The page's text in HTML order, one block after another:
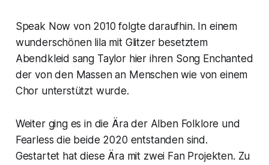
Speak Now von 2010 folgte daraufhin. In einem
wunderschönen lila mit Glitzer besetztem
Abendkleid sang Taylor hier ihren Song Enchanted
der von den Massen an Menschen wie von einem
Chor unterstützt wurde.
Weiter ging es in die Ära der Alben Folklore und
Fearless die beide 2020 entstanden sind.
Gestartet hat diese Ära mit zwei Fan Projekten. Zu